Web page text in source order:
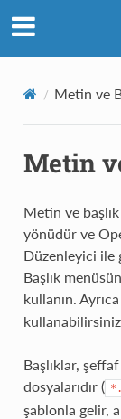
Metin ve
Metin
Metin ve
yönüdür ve
Düzenleyici ile
Başlık
kullanın.
Başlıklar,
dosyalarıdır (
şablonla gelir,